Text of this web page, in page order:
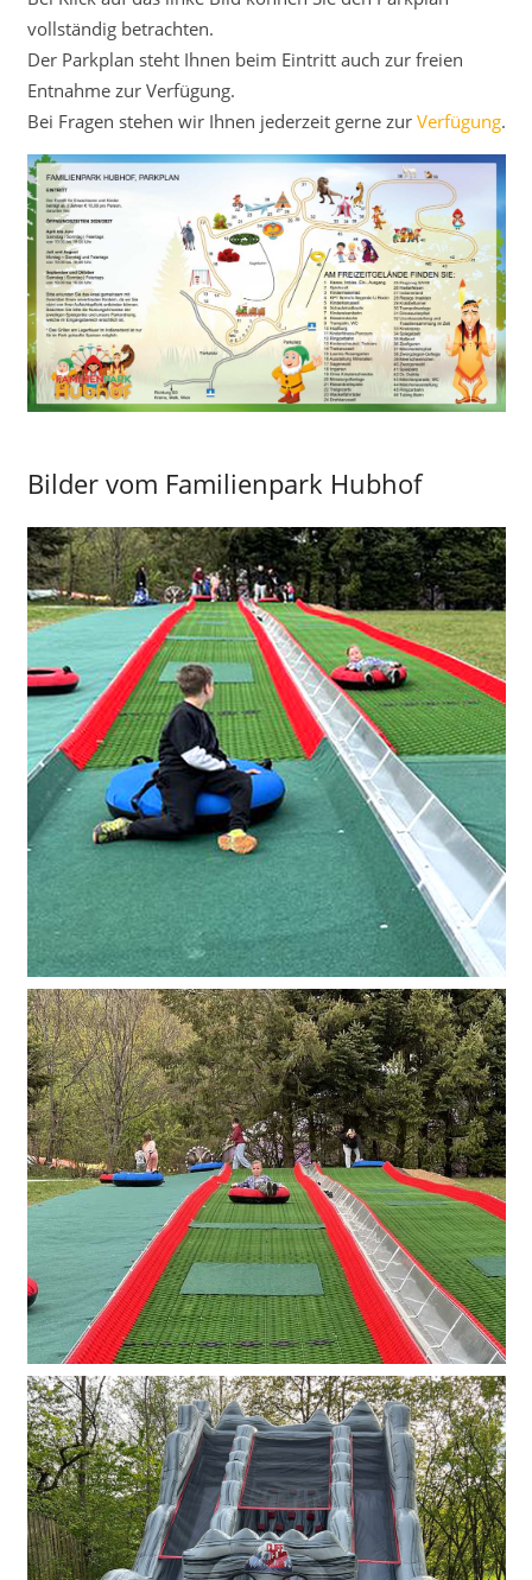
vollständig betrachten.
Der Parkplan steht Ihnen beim Eintritt auch zur freien
Entnahme zur Verfügung.
Bei Fragen stehen wir Ihnen jederzeit gerne zur Verfügung.
Bilder vom Familienpark Hubhof